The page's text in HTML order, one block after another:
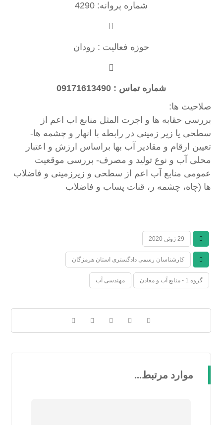
شماره پروانه: 4290
حوزه فعالیت : رودان
شماره تماس : 09171613490
صلاحیت ها:
بررسی حقابه ها و اجرت المثل منابع اب اعم از
سطحی یا زیر زمینی در رابطه با انهار و چشمه ها-
تعیین ارقام و مقادیر آب بها براساس ارزش و اعتبار
محلی آب و نوع تولید و مصرف- بررسی موقعیت
عمومی منابع آب اعم از سطحی و زیرزمینی و فاضلاب
ها (چاه، چشمه ر، قنات پساب و فاضلاب
29 ژوئن 2020
کارشناسان رسمی دادگستری استان هرمزگان
گروه 1 - منابع آب و معادن مهندسی آب
موارد مرتبط...